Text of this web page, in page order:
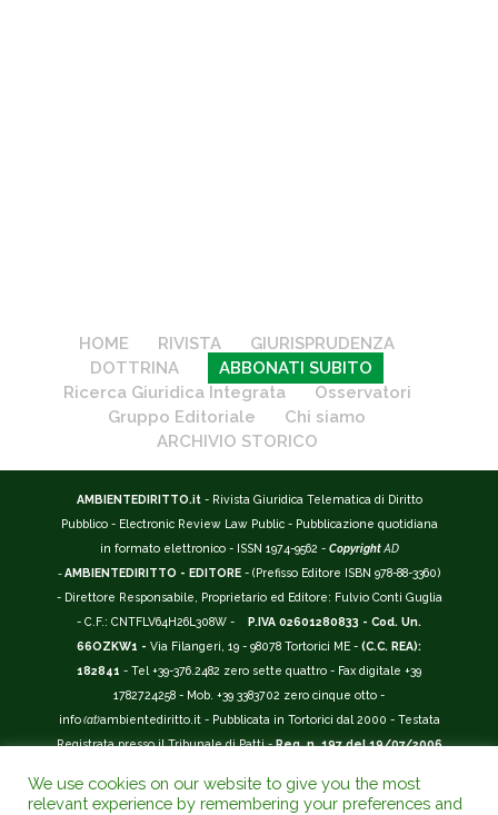
HOME RIVISTA
GIURISPRUDENZA
DOTTRINA
ABBONATI SUBITO
Ricerca Giuridica Integrata
Osservatori
Gruppo Editoriale
Chi siamo
ARCHIVIO STORICO
AMBIENTEDIRITTO.it - Rivista Giuridica Telematica di Diritto
Pubblico - Electronic Review Law Public - Pubblicazione quotidiana
in formato elettronico - ISSN 1974-9562 - Copyright AD
-AMBIENTEDIRITTO - EDITORE - (Prefisso Editore ISBN 978-88-3360)
- Direttore Responsabile, Proprietario ed Editore: Fulvio Conti Guglia
- C.F.: CNTFLV64H26L308W -
P.IVA 02601280833 - Cod. Un.
66OZKW1 - Via Filangeri, 19 - 98078 Tortorici ME - (C.C. REA):
182841 - Tel +39-376.2482 zero sette quattro - Fax digitale +39
1782724258 - Mob. +39 3383702 zero cinque otto -
info(at)ambientediritto.it - Pubblicata in Tortorici dal 2000 - Testata
Registrata presso il Tribunale di Patti -Reg. n. 197 del 19/07/2006
__________
We use cookies on our website to give you the most
relevant experience by remembering your preferences and